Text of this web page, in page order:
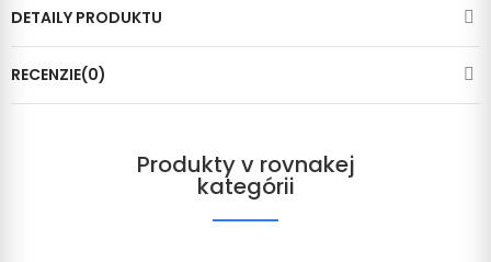
DETAILY PRODUKTU
RECENZIE(0)
Produkty v rovnakej
kategórii